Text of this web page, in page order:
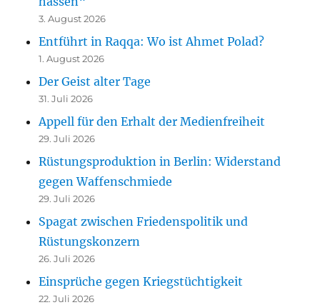
3. August 2026
Entführt in Raqqa: Wo ist Ahmet Polad?
1. August 2026
Der Geist alter Tage
31. Juli 2026
Appell für den Erhalt der Medienfreiheit
29. Juli 2026
Rüstungsproduktion in Berlin: Widerstand
gegen Waffenschmiede
29. Juli 2026
Spagat zwischen Friedenspolitik und
Rüstungskonzern
26. Juli 2026
Einsprüche gegen Kriegstüchtigkeit
22. Juli 2026